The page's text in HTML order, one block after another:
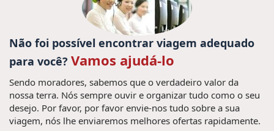
Não foi possível encontrar viagem adequado
para você? Vamos ajudá-lo
Sendo moradores, sabemos que o verdadeiro valor da
nossa terra. Nós sempre ouvir e organizar tudo como o seu
desejo. Por favor, por favor envie-nos tudo sobre a sua
viagem, nós lhe enviaremos melhores ofertas rapidamente.